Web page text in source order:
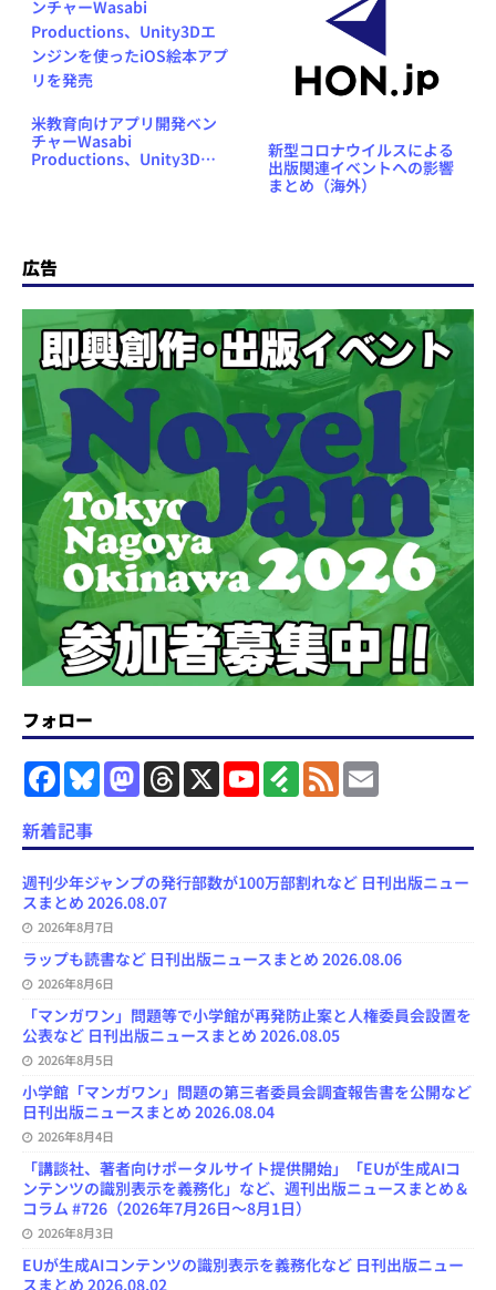
米教育向けアプリ開発ベン
チャーWasabi
Productions、Unity3Dエ
新型コロナウイルスによる
出版関連イベントへの影響
まとめ（海外）
広告
フォロー
F
a
e
b
o
k
B
s
y
M
a
o
o
n
T
h
a
s
X
Y
o
u
e
C
n
F
e
l
F
e
l
新着記事
週刊少年ジャンプの発行部数が100万部割れなど 日刊出版ニュー
スまとめ 2026.08.07
2026年8月7日
ラップも読書など 日刊出版ニュースまとめ 2026.08.06
2026年8月6日
「マンガワン」問題等で小学館が再発防止案と人権委員会設置を
公表など 日刊出版ニュースまとめ 2026.08.05
2026年8月5日
小学館「マンガワン」問題の第三者委員会調査報告書を公開など
日刊出版ニュースまとめ 2026.08.04
2026年8月4日
「講談社、著者向けポータルサイト提供開始」「EUが生成AIコ
ンテンツの識別表示を義務化」など、週刊出版ニュースまとめ＆
コラム #726（2026年7月26日～8月1日）
2026年8月3日
EUが生成AIコンテンツの識別表示を義務化など 日刊出版ニュー
スまとめ 2026.08.02